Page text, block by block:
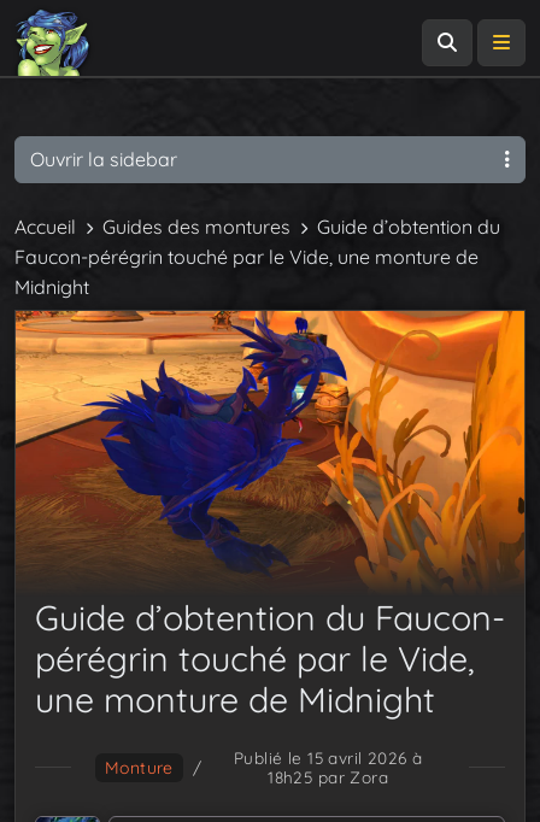
Accueil Guides des montures
Guide d’obtention du
Faucon-pérégrin touché par le Vide, une monture de
Midnight
Guide d’obtention du Faucon-
pérégrin touché par le Vide,
une monture de Midnight
Monture /
Publié le 15 avril 2026 à
18h25 par Zora
Ouvrir la sidebar